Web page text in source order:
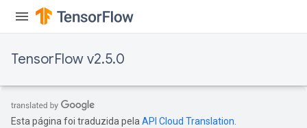
TensorFlow v2.5.0
Esta página foi traduzida pela API Cloud Translation